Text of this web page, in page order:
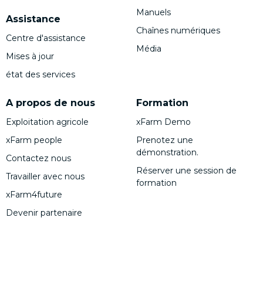
Assistance
Centre d'assistance
Mises à jour
état des services
A propos de nous
Exploitation agricole
xFarm people
Contactez nous
Travailler avec nous
xFarm4future
Devenir partenaire
Manuels
Chaînes numériques
Média
Formation
xFarm Demo
Prenotez une
démonstration.
Réserver une session de
formation